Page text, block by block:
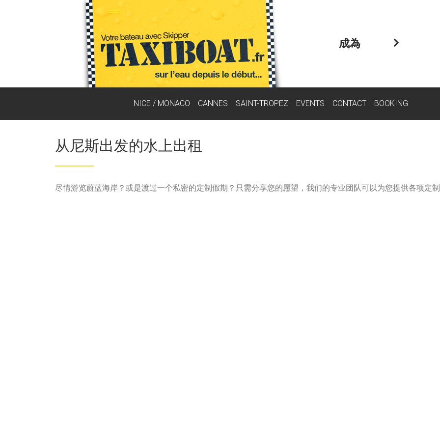
成為
NICE / MONACO CANNES SAINT-TROPEZ EVENTS CONTACT BOOKING
从尼斯出发的水上出租
尽情游览蔚蓝海岸？或是渡过一个私密的定制假期？只需分享您的愿望，我们的专业团队可以为您提供各项定